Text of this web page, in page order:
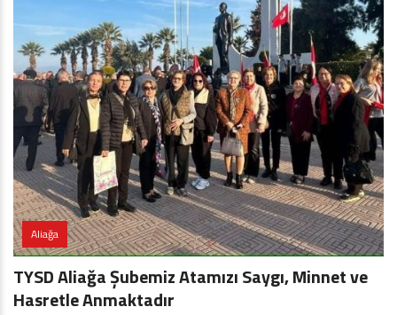
Aliağa
TYSD Aliağa Şubemiz Atamızı Saygı, Minnet ve
Hasretle Anmaktadır